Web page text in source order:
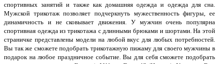
спортивных занятий и также как домашняя одежда и одежда для сна.
Мужской трикотаж позволяет подчеркнуть мужественность фигуры, ее
динамичность и не сковывает движения. У мужчин очень популярна
спортивная одежда из трикотажа с длинными брюками и шортами. На этой
страничке представлены модели на любой вкус для любых потребностей.
Вы так же сможете подобрать трикотажную пижаму для своего мужчины в
подарок на любое праздничное событие. Вы для себя сможете подобрать